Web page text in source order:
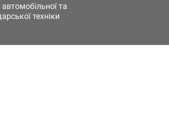
та
техніки